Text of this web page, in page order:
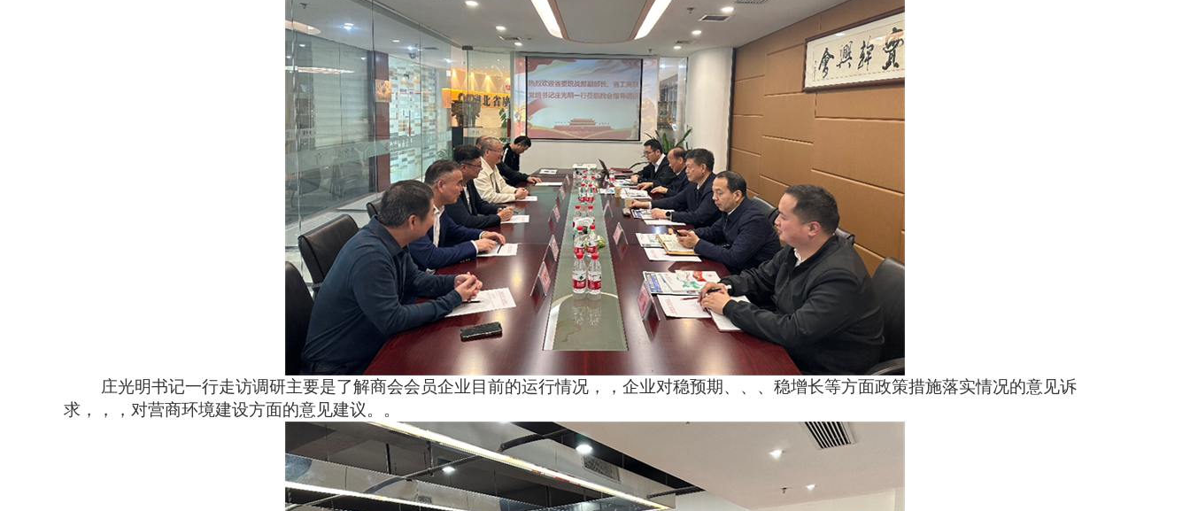
庄光明书记一行走访调研主要是了解商会会员企业目前的运行情况，，企业对稳预期、、、稳增长等方面政策措施落实情况的意见诉
求，，，对营商环境建设方面的意见建议。。